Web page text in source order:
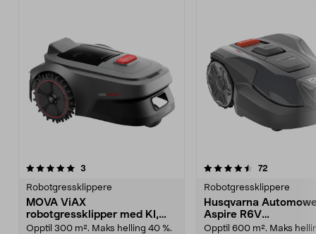
3
Robotgressklippere
MOVA ViAX
robotgressklipper med KI,
uten ledning, 300 m2
Opptil 300 m². Maks helling 40 %.
4.5 av 5 stjerner 72
Robotgressklippere
Husqvarna
Aspire R6V
robotgressklipper,
Opptil 600 m². Maks
4.5 av 5 stjerner